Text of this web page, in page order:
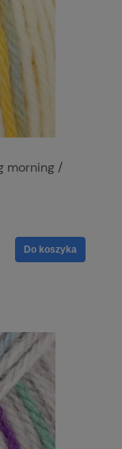
morning /
Do koszyka